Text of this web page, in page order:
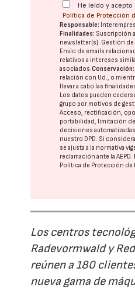
He leído y
Política de Protección
Responsable:
Finalidades: Suscripción
newsletter(s). Gestión de
Envío de emails
relativos a intereses
asociados.Conservación:
relación con Ud., o
llevar a cabo las
Los datos pueden
grupo por motivos de
Acceso, rectificación,
portabilidad, limitación
decisiones
nuestro DPD. Si
se ajusta a la normativa
reclamación ante laAEPD.
Política de Protección de
Los centros
Radevormwald y
reúnen a 180
nueva gama de